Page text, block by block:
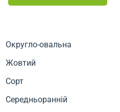
Округло-овальна
Жовтий
Сорт
Середньоранній